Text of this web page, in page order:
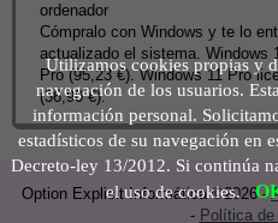
Utilizamos cookies propias y
navegación de los usuarios.
información personal.
estadísticos de su navegación en
Decreto-ley 13/2012. Si continúa
el uso de cookies.
ordenador
Cómpralo con Windows y te lo
actualizado el sistema. Windows
Pro (95,23 €). Windows 11 Pro
(36,90 €).
Option Explicit Informática ©2026 -
- Política de